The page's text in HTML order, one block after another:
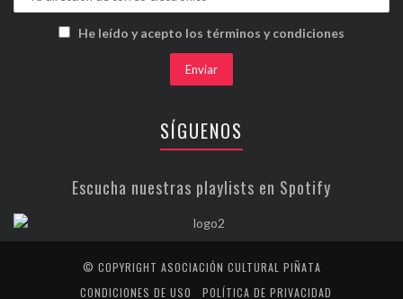
He leído y acepto los términos y condiciones
SÍGUENOS
Escucha nuestras playlists en Spotify
© COPYRIGHT ASOCIACIÓN CULTURAL PIÑATA
CONDICIONES DE USO
POLÍTICA DE PRIVACIDAD